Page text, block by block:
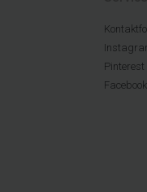
Pinterest
Facebook